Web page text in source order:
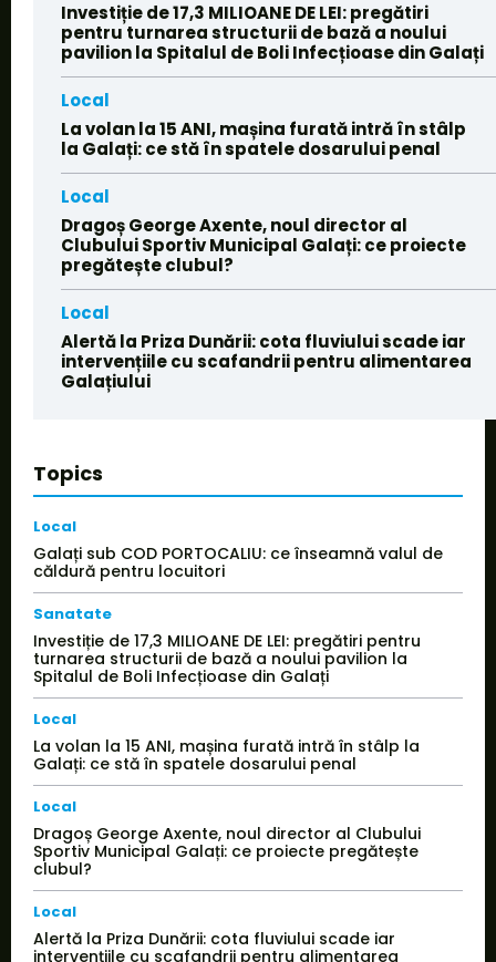
Investiție de 17,3 MILIOANE DE LEI: pregătiri
pentru turnarea structurii de bază a noului
pavilion la Spitalul de Boli Infecțioase din Galați
Local
La volan la 15 ANI, mașina furată intră în stâlp
la Galați: ce stă în spatele dosarului penal
Local
Dragoș George Axente, noul director al
Clubului Sportiv Municipal Galați: ce proiecte
pregătește clubul?
Local
Alertă la Priza Dunării: cota fluviului scade iar
intervențiile cu scafandrii pentru alimentarea
Galațiului
Topics
Local
Galați sub COD PORTOCALIU: ce înseamnă valul de
căldură pentru locuitori
Sanatate
Investiție de 17,3 MILIOANE DE LEI: pregătiri pentru
turnarea structurii de bază a noului pavilion la
Spitalul de Boli Infecțioase din Galați
Local
La volan la 15 ANI, mașina furată intră în stâlp la
Galați: ce stă în spatele dosarului penal
Local
Dragoș George Axente, noul director al Clubului
Sportiv Municipal Galați: ce proiecte pregătește
clubul?
Local
Alertă la Priza Dunării: cota fluviului scade iar
intervențiile cu scafandrii pentru alimentarea